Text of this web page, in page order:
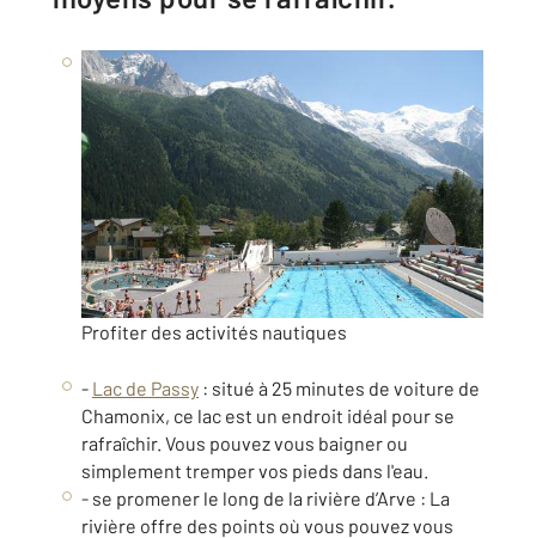
Profiter des activités nautiques
- Lac de Passy : situé à 25 minutes de voiture de
Chamonix, ce lac est un endroit idéal pour se
rafraîchir. Vous pouvez vous baigner ou
simplement tremper vos pieds dans l'eau.
- se promener le long de la rivière d’Arve : La
rivière offre des points où vous pouvez vous